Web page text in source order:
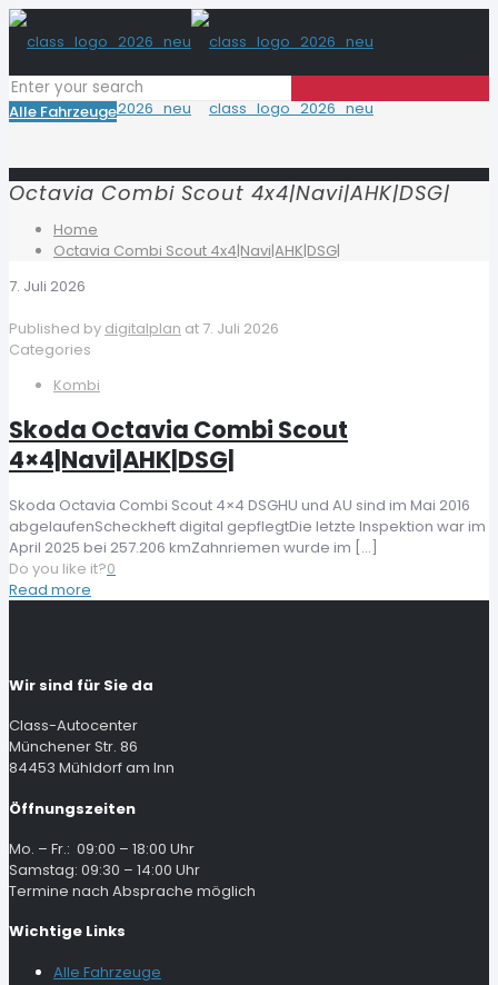
Alle Fahrzeuge
Octavia Combi Scout 4x4|Navi|AHK|DSG|
Home
Octavia Combi Scout 4x4|Navi|AHK|DSG|
7. Juli 2026
Published by digitalplan at 7. Juli 2026
Categories
Kombi
Skoda Octavia Combi Scout
4×4|Navi|AHK|DSG|
Skoda Octavia Combi Scout 4×4 DSGHU und AU sind im Mai 2016
abgelaufenScheckheft digital gepflegtDie letzte Inspektion war im
April 2025 bei 257.206 kmZahnriemen wurde im […]
Do you like it?0
Read more
Wir sind für Sie da
Class-Autocenter
Münchener Str. 86
84453 Mühldorf am Inn
Öffnungszeiten
Mo. – Fr.: 09:00 – 18:00 Uhr
Samstag: 09:30 – 14:00 Uhr
Termine nach Absprache möglich
Wichtige Links
Alle Fahrzeuge